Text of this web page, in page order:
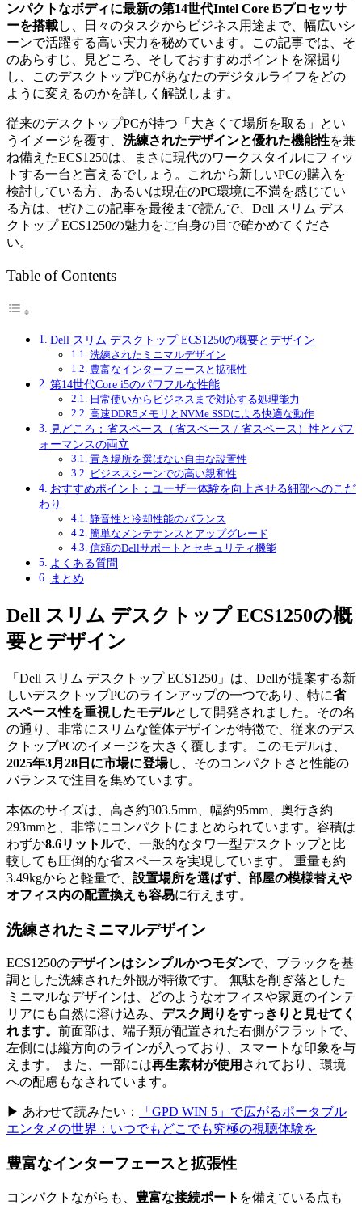
ンパクトなボディに最新の第14世代Intel Core i5プロセッサ
ーを搭載し、日々のタスクからビジネス用途まで、幅広いシ
ーンで活躍する高い実力を秘めています。この記事では、そ
のあらすじ、見どころ、そしておすすめポイントを深掘り
し、このデスクトップPCがあなたのデジタルライフをどの
ように変えるのかを詳しく解説します。
従来のデスクトップPCが持つ「大きくて場所を取る」とい
うイメージを覆す、 洗練されたデザインと優れた機能性を兼
ね備えたECS1250は、まさに現代のワークスタイルにフィッ
トする一台と言えるでしょう。これから新しいPCの購入を
検討している方、あるいは現在のPC環境に不満を感じてい
る方は、ぜひこの記事を最後まで読んで、Dell スリム デス
クトップ ECS1250の魅力をご自身の目で確かめてくださ
い。
Table of Contents
Dell スリム デスクトップ ECS1250の概要とデザイン
洗練されたミニマルデザイン
豊富なインターフェースと拡張性
第14世代Core i5のパワフルな性能
日常使いからビジネスまで対応する処理能力
高速DDR5メモリとNVMe SSDによる快適な動作
見どころ：省スペース（省スペース / 省スペース）性とパフ
ォーマンスの両立
置き場所を選ばない自由な設置性
ビジネスシーンでの高い親和性
おすすめポイント：ユーザー体験を向上させる細部へのこだ
わり
静音性と冷却性能のバランス
簡単なメンテナンスとアップグレード
信頼のDellサポートとセキュリティ機能
よくある質問
まとめ
Dell スリム デスクトップ ECS1250の概
要とデザイン
「Dell スリム デスクトップ ECS1250」は、Dellが提案する新
しいデスクトップPCのラインアップの一つであり、特に省
スペース性を重視したモデルとして開発されました。その名
の通り、非常にスリムな筐体デザインが特徴で、従来のデス
クトップPCのイメージを大きく覆します。このモデルは、
2025年3月28日に市場に登場し、そのコンパクトさと性能の
バランスで注目を集めています。
本体のサイズは、高さ約303.5mm、幅約95mm、奥行き約
293mmと、非常にコンパクトにまとめられています。容積は
わずか8.6リットルで、一般的なタワー型デスクトップと比
較しても圧倒的な省スペースを実現しています。 重量も約
3.49kgからと軽量で、 設置場所を選ばず、部屋の模様替えや
オフィス内の配置換えも容易に行えます。
洗練されたミニマルデザイン
ECS1250のデザインはシンプルかつモダンで、ブラックを基
調とした洗練された外観が特徴です。 無駄を削ぎ落とした
ミニマルなデザインは、どのようなオフィスや家庭のインテ
リアにも自然に溶け込み、 デスク周りをすっきりと見せてく
れます。 前面部は、端子類が配置された右側がフラットで、
左側には縦方向のラインが入っており、スマートな印象を与
えます。 また、一部には再生素材が使用 されており、環境
への配慮もなされています。
▶ あわせて読みたい：
「GPD WIN 5」で広がるポータブル
エンタメの世界：いつでもどこでも究極の視聴体験を
豊富なインターフェースと拡張性
コンパクトながらも、 豊富な接続ポート を備えている点も